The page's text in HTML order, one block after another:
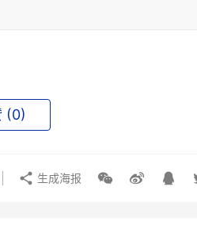
(0)
生成海报